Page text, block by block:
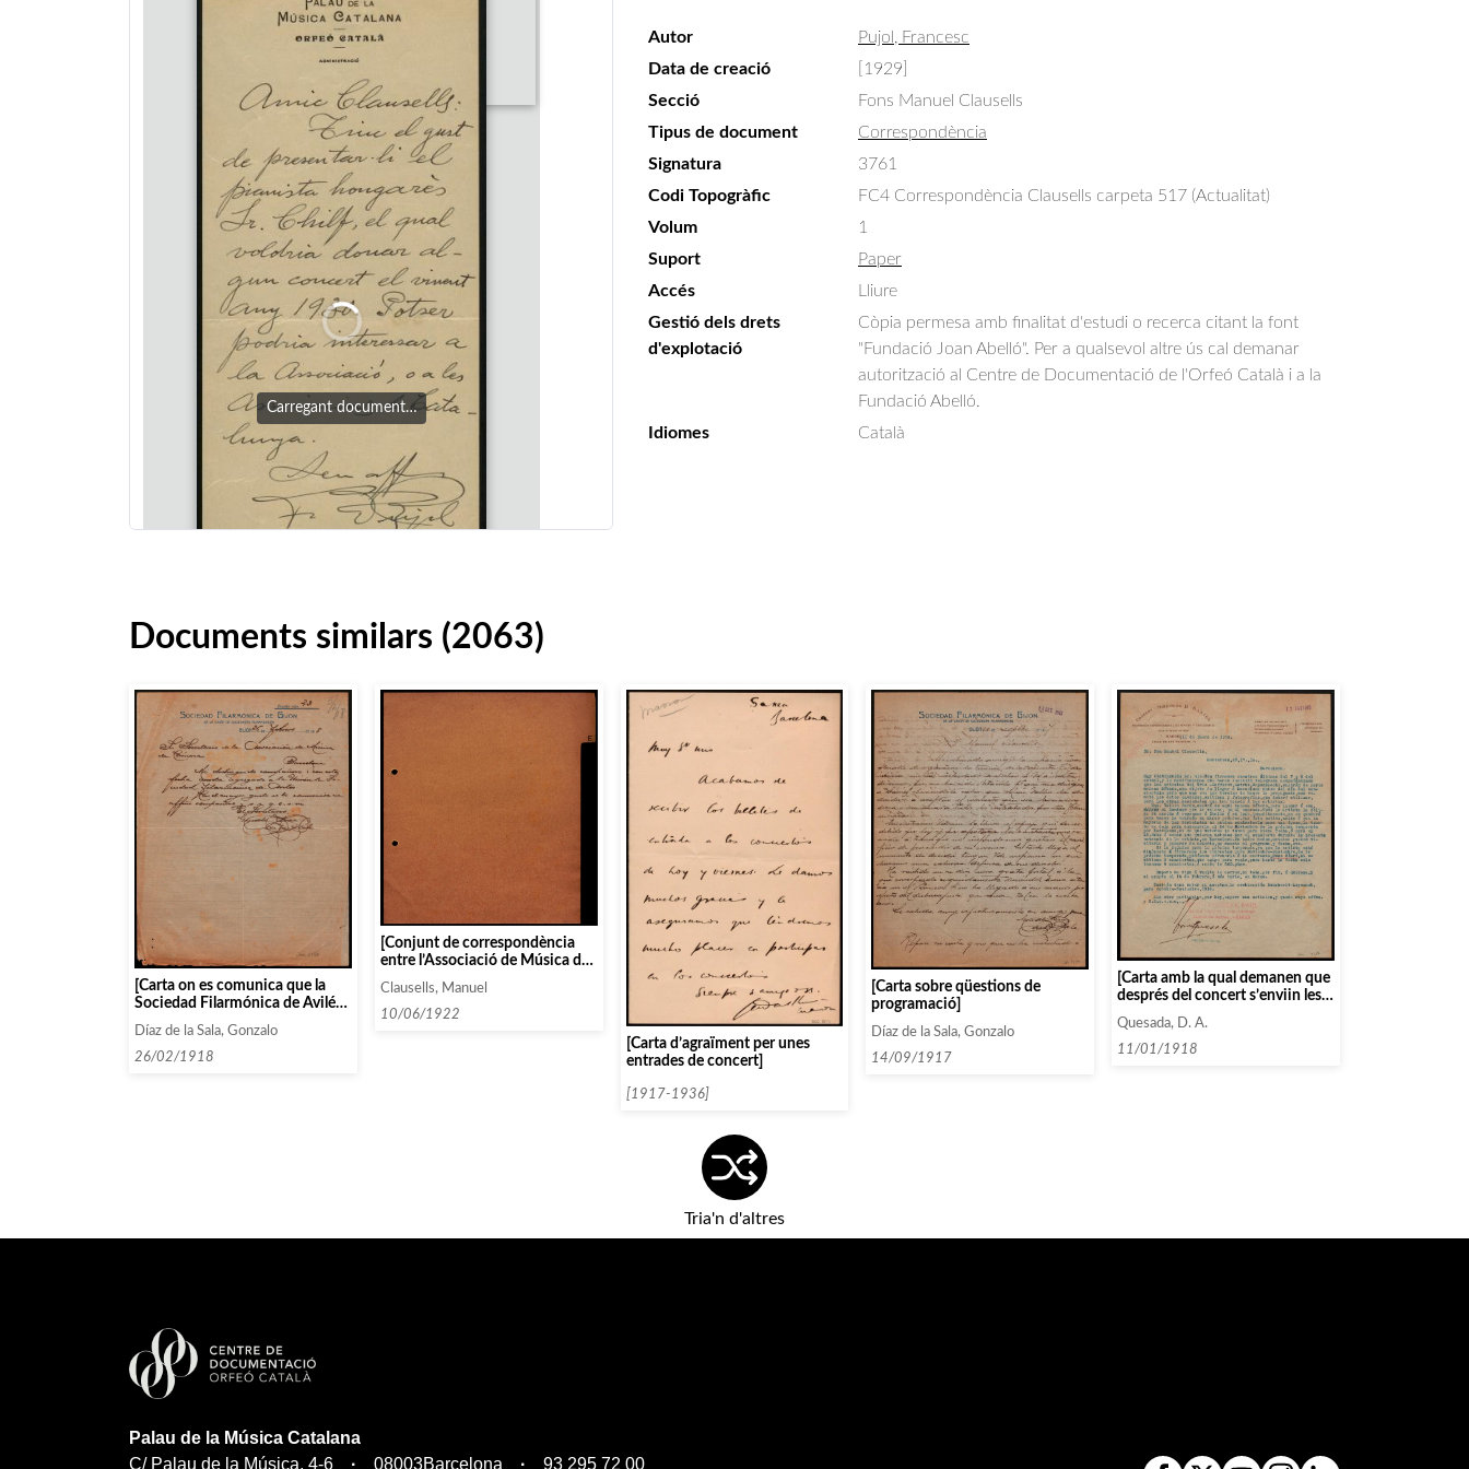
Carregant document…
Autor
Pujol, Francesc
Data de creació
[1929]
Secció
Fons Manuel Clausells
Tipus de document
Correspondència
Signatura
3761
Codi Topogràfic
FC4 Correspondència Clausells carpeta 517 (Actualitat)
Volum
1
Suport
Paper
Accés
Lliure
Gestió dels drets
d'explotació
Còpia permesa amb finalitat d'estudi o recerca citant la font
"Fundació Joan Abelló". Per a qualsevol altre ús cal demanar
autorització al Centre de Documentació de l'Orfeó Català i a la
Fundació Abelló.
Idiomes
Català
Documents similars (2063)
[Carta on es comunica que la
Sociedad Filarmónica de Avilés
de Filarmónicas]
Díaz de la Sala, Gonzalo
26/02/1918
[Conjunt de correspondència
entre l’Associació de Música da
Camera i diverses persones i
entitats que comencen amb la
lletra E, entre 1919 i 1922]
Clausells, Manuel
10/06/1922
[Carta d’agraïment per unes
entrades de concert]
[1917-1936]
[Carta sobre qüestions de
programació]
Díaz de la Sala, Gonzalo
14/09/1917
[Carta amb la qual demanen que
després del concert s’enviin les
crítiques i fotografies, ja que
s’han d’enviar a altres entitats]
Quesada, D. A.
11/01/1918
Tria'n d'altres
Palau de la Música Catalana
C/ Palau de la Música, 4-6
08003Barcelona 93 295 72 00